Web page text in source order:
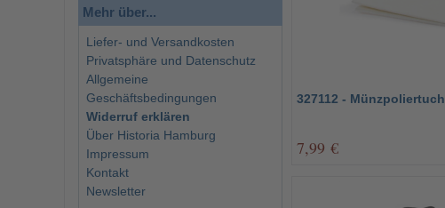
327112 - Münzpoliertuch
7,99 €
Mehr über...
Liefer- und Versandkosten
Privatsphäre und Datenschutz
Allgemeine
Geschäftsbedingungen
Widerruf erklären
Über Historia Hamburg
Impressum
Kontakt
Newsletter